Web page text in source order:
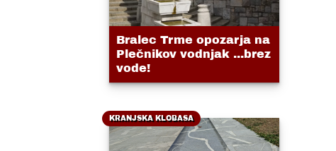
Bralec Trme opozarja na
Plečnikov vodnjak ...brez
vode!
KRANJSKA KLOBASA